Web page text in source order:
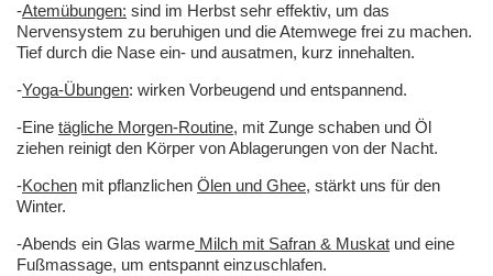
-Atemübungen: sind im Herbst sehr effektiv, um das
Nervensystem zu beruhigen und die Atemwege frei zu machen.
Tief durch die Nase ein- und ausatmen, kurz innehalten.
-Yoga-Übungen: wirken Vorbeugend und entspannend.
-Eine tägliche Morgen-Routine, mit Zunge schaben und Öl
ziehen reinigt den Körper von Ablagerungen von der Nacht.
-Kochen mit pflanzlichen Ölen und Ghee, stärkt uns für den
Winter.
-Abends ein Glas warme Milch mit Safran & Muskat und eine
Fußmassage, um entspannt einzuschlafen.